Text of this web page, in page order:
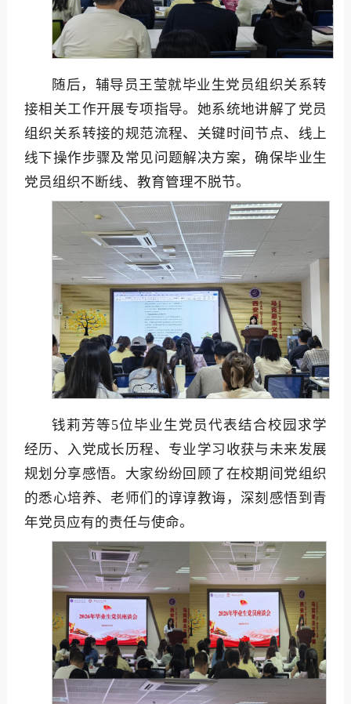
随后，辅导员王莹就毕业生党员组织关系转
接相关工作开展专项指导。她系统地讲解了党员
组织关系转接的规范流程、关键时间节点、线上
线下操作步骤及常见问题解决方案，确保毕业生
党员组织不断线、教育管理不脱节。
钱莉芳等5位毕业生党员代表结合校园求学
经历、入党成长历程、专业学习收获与未来发展
规划分享感悟。大家纷纷回顾了在校期间党组织
的悉心培养、老师们的谆谆教诲，深刻感悟到青
年党员应有的责任与使命。